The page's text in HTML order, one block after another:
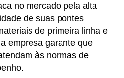
no mercado pela alta
de suas pontes
de primeira linha e
empresa garante que
às normas de